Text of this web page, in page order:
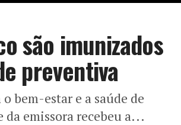
são imunizados
preventiva
bem-estar e a saúde de
emissora recebeu a...